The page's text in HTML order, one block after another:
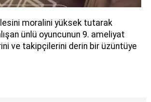
moralini yüksek tutarak
ünlü oyuncunun 9. ameliyat
ve takipçilerini derin bir üzüntüye